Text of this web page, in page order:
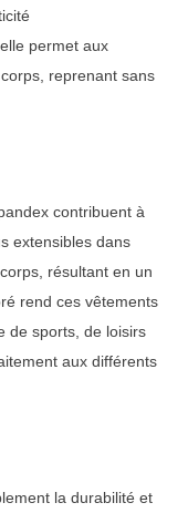
permet aux
reprenant sans
contribuent à
extensibles dans
résultant en un
rend ces vêtements
de sports, de loisirs
aux différents
la durabilité et